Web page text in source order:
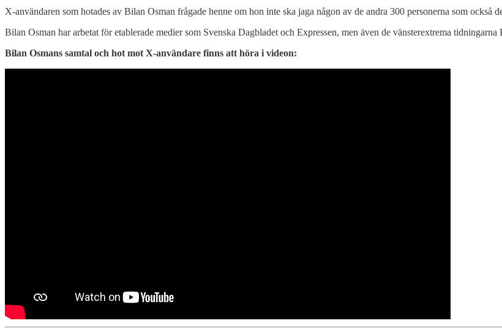
X-användaren som hotades av Bilan Osman frågade henne om hon inte ska jaga någon av de andra 300 personerna som
Bilan Osman har arbetat för etablerade medier som Svenska Dagbladet och Expressen, men även de vänsterextrema
Bilan Osmans samtal och hot mot X-användare finns att höra i videon: